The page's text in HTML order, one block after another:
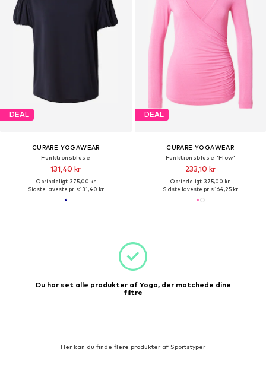
DEAL
CURARE YOGAWEAR
Funktionsbluse
131,40 kr
Oprindeligt: 375,00 kr
Sidste laveste pris:131,40 kr
DEAL
CURARE YOGAWEAR
Funktionsbluse 'Flow'
233,10 kr
Oprindeligt: 375,00 kr
Sidste laveste pris:164,25 kr
Du har set alle produkter af Yoga, der matchede dine
filtre
Her kan du finde flere produkter af Sportstyper